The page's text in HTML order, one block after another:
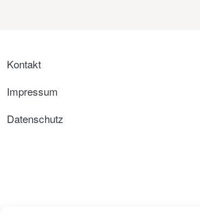
Kontakt
Impressum
Datenschutz